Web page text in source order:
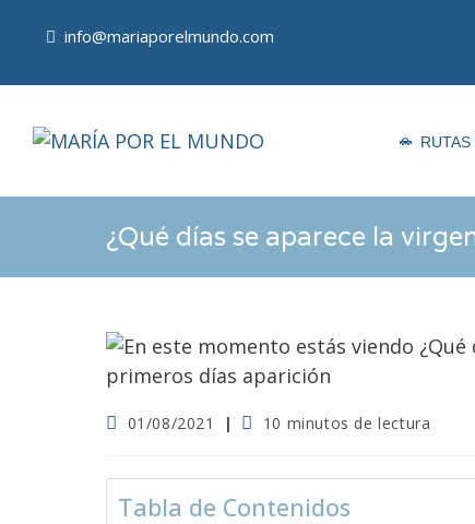
info@mariaporelmundo.com
¿Qué días se aparece la
Publicación
entrada:
01/08/2021
Tiempo
10 minutos de lectura
Tabla de Contenidos